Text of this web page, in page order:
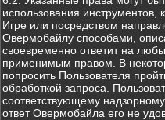
использования
Игре или посредством
Овермобайлу способами,
своевременно ответит на
применимым правом. В
попросить Пользователя
обработкой запроса.
соответствующему
ответ Овермобайла его не